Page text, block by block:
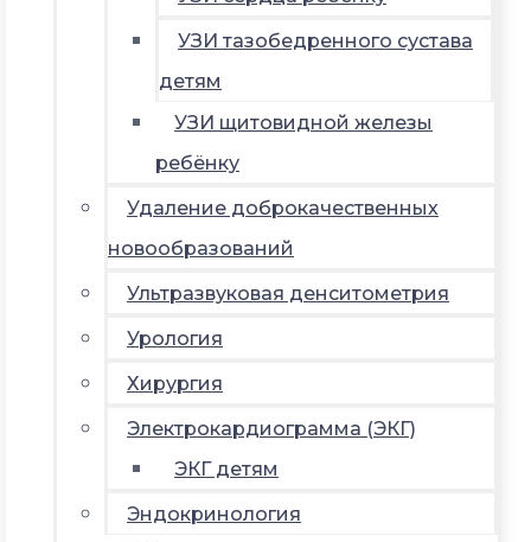
УЗИ тазобедренного сустава
детям
УЗИ щитовидной железы
ребёнку
Удаление доброкачественных
новообразований
Ультразвуковая денситометрия
Урология
Хирургия
Электрокардиограмма (ЭКГ)
ЭКГ детям
Эндокринология